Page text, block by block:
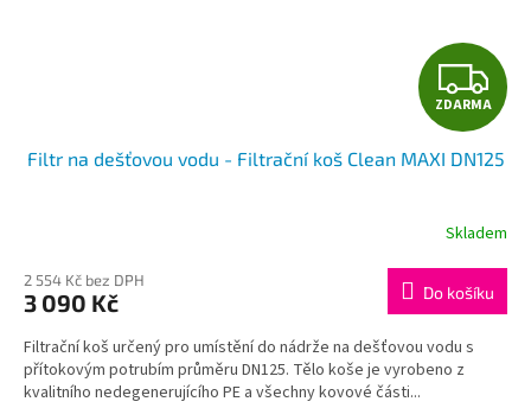
Z
D
A
R
M
A
ZDARMA
Filtr na dešťovou vodu - Filtrační koš Clean MAXI DN125
produktu
je
z
5
hvězdiček.
Skladem
2 554 Kč bez DPH
3 090 Kč Do košíku
Filtrační koš určený pro umístění do nádrže na dešťovou vodu s
přítokovým potrubím průměru DN125. Tělo koše je vyrobeno z
kvalitního nedegenerujícího PE a všechny kovové části...